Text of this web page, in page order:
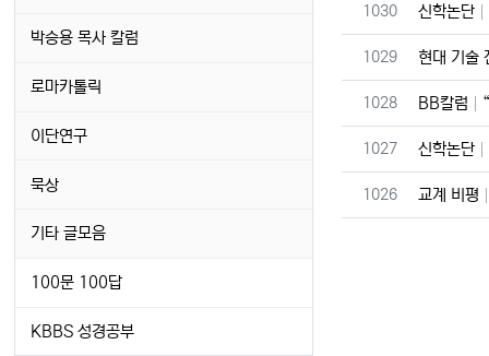
번호
1030 신학논단
번호
1029 현대 기술
번호
1028 BB칼럼
번호
1027 신학논단
번호
1026 교계 비평
박승용 목사 칼럼
로마카톨릭
이단연구
묵상
기타 글모음
100문 100답
KBBS 성경공부